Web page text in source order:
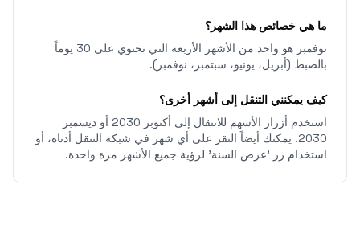
ما هي خصائص هذا الشهر؟
نوفمبر هو واحد من الأشهر الأربعة التي تحتوي على 30 يوماً
بالضبط (أبريل، يونيو، سبتمبر، نوفمبر).
كيف يمكنني التنقل إلى أشهر أخرى؟
استخدم أزرار الأسهم للانتقال إلى أكتوبر 2030 أو ديسمبر
2030. يمكنك أيضاً النقر على أي شهر في شبكة التنقل أدناه، أو
استخدام زر 'عرض السنة' لرؤية جميع الأشهر مرة واحدة.